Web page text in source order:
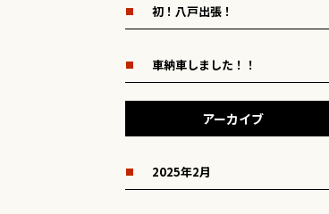
初！八戸出張！
車納車しました！！
アーカイブ
2025年2月